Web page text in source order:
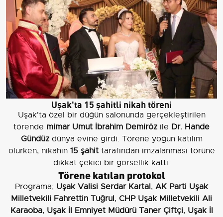
Uşak'ta 15 şahitli nikah töreni
Uşak'ta özel bir düğün salonunda gerçekleştirilen
törende mimar Umut İbrahim Demiröz ile Dr. Hande
Gündüzdünya evine girdi. Törene yoğun katılım
olurken, nikahın 15 şahittarafından imzalanması törüne
dikkat çekici bir görsellik kattı.
Törene katılan protokol
Programa; Uşak Valisi Serdar Kartal, AK Parti Uşak
Milletvekili Fahrettin Tuğrul, CHP Uşak Milletvekili Ali
Karaoba, Uşak İl Emniyet Müdürü Taner Çiftçi, Uşak İl